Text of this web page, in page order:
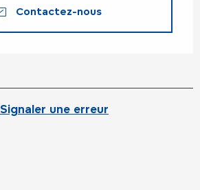
Contactez-nous
Signaler une erreur